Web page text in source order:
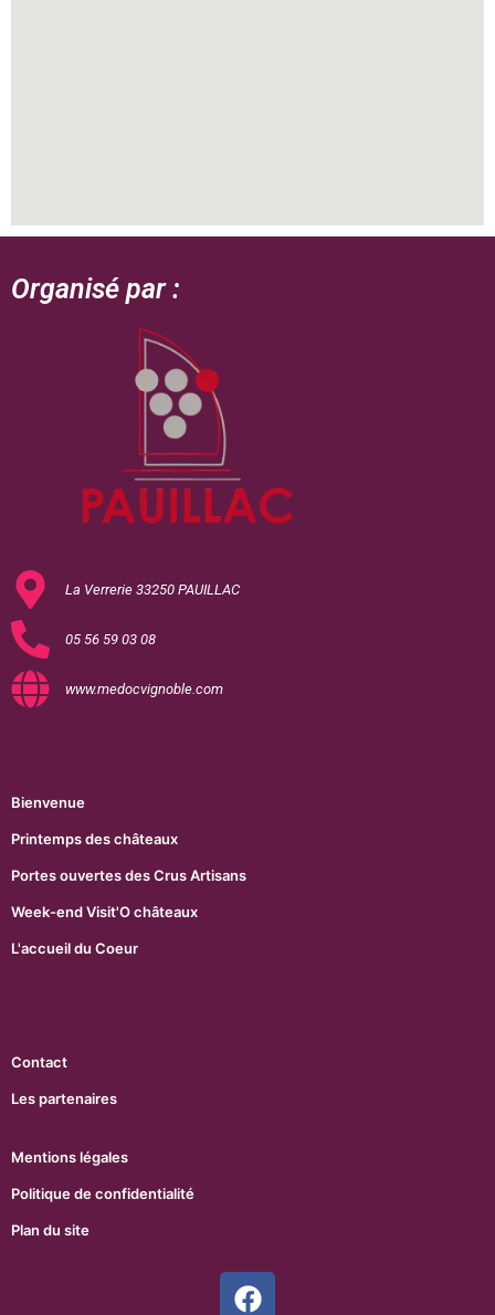
Organisé par :
La Verrerie 33250 PAUILLAC
05 56 59 03 08
www.medocvignoble.com
Bienvenue
Printemps des châteaux
Portes ouvertes des Crus Artisans
Week-end Visit'O châteaux
L'accueil du Coeur
Contact
Les partenaires
Mentions légales
Politique de confidentialité
Plan du site